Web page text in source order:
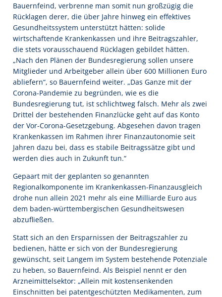
Bauernfeind, verbrenne man somit nun großzügig die
Rücklagen derer, die über Jahre hinweg ein effektives
Gesundheitssystem unterstützt hätten: solide
wirtschaftende Krankenkassen und ihre Beitragszahler,
die stets vorausschauend Rücklagen gebildet hätten.
„Nach den Plänen der Bundesregierung sollen unsere
Mitglieder und Arbeitgeber allein über 600 Millionen Euro
abliefern“, so Bauernfeind weiter. „Das Ganze mit der
Corona-Pandemie zu begründen, wie es die
Bundesregierung tut, ist schlichtweg falsch. Mehr als zwei
Drittel der bestehenden Finanzlücke geht auf das Konto
der Vor-Corona-Gesetzgebung. Abgesehen davon tragen
Krankenkassen im Rahmen ihrer Finanzautonomie seit
Jahren dazu bei, dass es stabile Beitragssätze gibt und
werden dies auch in Zukunft tun.“
Gepaart mit der geplanten so genannten
Regionalkomponente im Krankenkassen-Finanzausgleich
drohe nun allein 2021 mehr als eine Milliarde Euro aus
dem baden-württembergischen Gesundheitswesen
abzufließen.
Statt sich an den Ersparnissen der Beitragszahler zu
bedienen, hätte er sich von der Bundesregierung
gewünscht, seit Langem im System bestehende Potenziale
zu heben, so Bauernfeind. Als Beispiel nennt er den
Arzneimittelsektor: „Allein mit kostensenkenden
Einschnitten bei patentgeschützten Medikamenten, zum